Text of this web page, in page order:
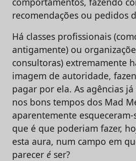
recomendações ou pedidos
Há classes profissionais
antigamente) ou
consultoras) extremamente
imagem de autoridade,
pagar por ela. As agências
nos bons tempos dos Mad
aparentemente esqueceram-
que é que poderiam fazer,
esta aura, num campo em
parecer é ser?